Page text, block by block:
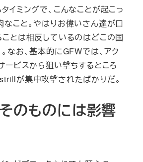
イミングで、こんなことが起こっ
こと。やはりお偉いさん達が口
とは相反しているのはどこの国
なお、基本的にGFWでは、アク
ービスから狙い撃ちするところ
が集中攻撃されたばかりだ。
のものには影響